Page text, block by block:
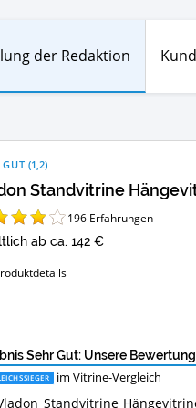
der Redaktion
Standvitrine
Erfahrungen
Sehr Gut: Unsere